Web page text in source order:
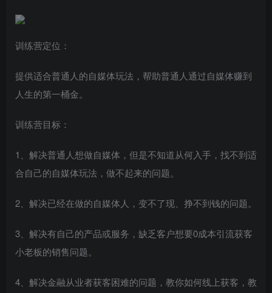
训练营定位：
提供适合普通人的自媒体玩法，帮助普通人通过自媒体赚到
人生的第一桶金。
训练营目标：
1、解决普通人想做自媒体，但是不知道从何入手，找不到适
合自己的自媒体玩法，做不起来的问题。
2、解决已经在做的自媒体人，变不了现、挣不到钱的问题。
3、解决有自己的产品或服务，缺乏客户想要0成本引流获客
小老板的销售问题。
4、解决金融从业者获客困难的问题，教你如何线上获客，教